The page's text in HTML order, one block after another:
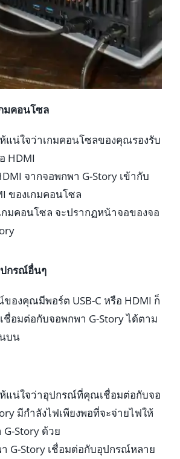
มคอนโซล
แน่ใจว่าเกมคอนโซลของคุณรองรับ
HDMI
จากจอพกพา G-Story เข้ากับ
ของเกมคอนโซล
มคอนโซล จะปรากฏหน้าจอของจอ
กรณ์อื่นๆ
องคุณมีพอร์ต USB-C หรือ HDMI ก็
ชื่อมต่อกับจอพกพา G-Story ได้ตาม
บน
แน่ใจว่าอุปกรณ์ที่คุณเชื่อมต่อกับจอ
มีกำลังไฟเพียงพอที่จะจ่ายไฟให้
Story ด้วย
G-Story เชื่อมต่อกับอุปกรณ์หลาย